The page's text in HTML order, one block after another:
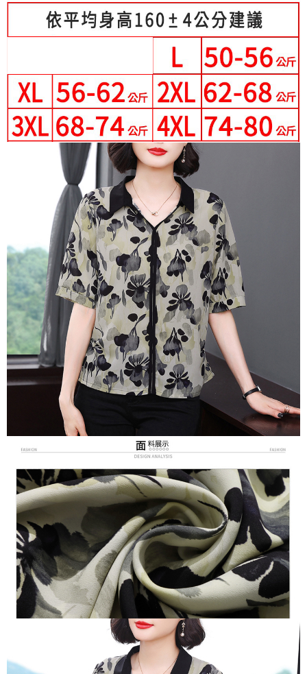
醒簡訊。
2.透過簡訊連結打開帳單後，可選擇「超商條碼／台灣大直營門市／銀行轉
帳／街口支付／iPASS MONEY」等通路繳費。
1.本服務係由「台灣大哥大股份有限公司」（以下簡稱本公司）所提供，讓
用戶於交易時，得透過本服務購買商品或服務，並由商店將買賣／分期付款
買賣價金債權讓與本公司後，依約使用本公司帳單繳交帳款。
2.基於同意付款使用「大哥付你分期」之契約關係目的，商店將以您的個人
資料（包含姓名、電話或地址）提供予台灣大哥大進項蒐集、處理及利用，
由本公司與您本人進行分期帳單所需資料之確認、核對及更正。
3.完整用戶服務條款，請詳閱以下連結：https://oppay.tw/userRule
【「AFTEE先享後付」結帳流程】
１．於結帳方式選擇「AFTEE先享後付」後，將跳轉至「AFTEE先享後付」
結帳頁面，進行簡訊認證並確認金額後，即可完成結帳。
３．收到繳費通知簡訊後14天內，點擊此簡訊中的連結，可透過四大超商／
ATM／網路銀行／等多元方式進行付款，方視為交易完成。
※ 請注意：結帳手續完成當下不需立刻繳費，但若您需要取消訂單，請聯絡
購買商品的店家。未經商家同意取消之訂單仍視為有效，需透過AFTEE先享
後付繳納相關費用。
※ 交易是否成功請以「AFTEE先享後付 」之結帳頁面顯示為準，若有關於
是否繳費成功／繳費後需取消欲退款等相關疑問，請聯繫「AFTEE先享後付
客戶支援中心」https://netprotections.freshdesk.com/support/home
【注意事項】
１．透過由恩沛科技股份有限公司提供之「AFTEE先享後付」服務完成之交
易，需依本服務之必要範圍內提供個人資料，並將交易相關給付款項請求債
權轉讓予恩沛科技股份有限公司。
２．關於個人資料處理事宜，請瀏覽以下網址：
https://aftee.tw/terms/#terms3
３．未成年的使用者請事先徵得法定代理人或監護人之同意方可使用
「AFTEE先享後付」，若未經同意申辦者引起之損失，本公司不負相關責
任。
４．使用「AFTEE先享後付」時，將依據個別帳號之用戶狀況，依本公司即
時審查核予不同之上限額度；若仍有額度不足之情形，本公司將視審查結果
請求用戶進行身份認證。
５．嚴禁一人註冊多個帳號或使用他人資訊註冊。若發現惡意使用之情形，
恩沛科技股份有限公司將有權停止該用戶之使用額度並採取法律行動。
運送方式
全家付款取貨
每筆NT$80，滿NT$699(含以上)免運費
付款後全家取貨
每筆NT$80，滿NT$699(含以上)免運費
付款後萊爾富取貨
每筆NT$80，滿NT$699(含以上)免運費
7-11付款取貨
每筆NT$80，滿NT$699(含以上)免運費
付款後7-11取貨
每筆NT$80，滿NT$699(含以上)免運費
宅配
每筆NT$70，滿NT$699(含以上)免運費
離島-郵局寄送
每筆NT$90，滿NT$699(含以上)免運費
國家/地區配送